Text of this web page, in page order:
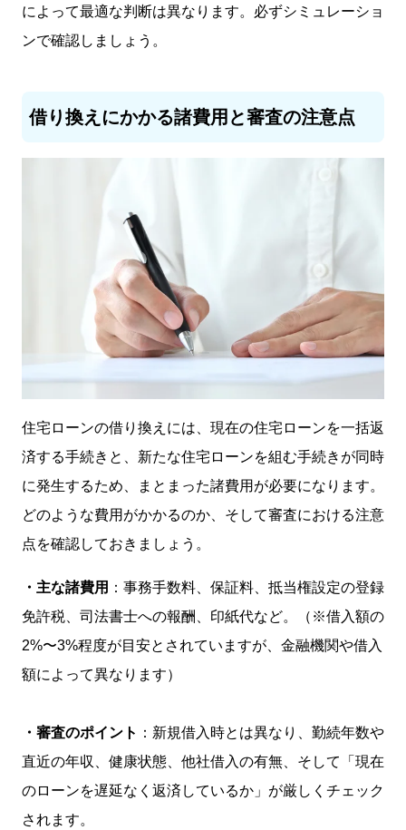
によって最適な判断は異なります。必ずシミュレーショ
ンで確認しましょう。
借り換えにかかる諸費用と審査の注意点
住宅ローンの借り換えには、現在の住宅ローンを一括返
済する手続きと、新たな住宅ローンを組む手続きが同時
に発生するため、まとまった諸費用が必要になります。
どのような費用がかかるのか、そして審査における注意
点を確認しておきましょう。
・主な諸費用 ：事務手数料、保証料、抵当権設定の登録
免許税、司法書士への報酬、印紙代など。（※借入額の
2%〜3%程度が目安とされていますが、金融機関や借入
額によって異なります）
・審査のポイント ：新規借入時とは異なり、勤続年数や
直近の年収、健康状態、他社借入の有無、そして「現在
のローンを遅延なく返済しているか」が厳しくチェック
されます。